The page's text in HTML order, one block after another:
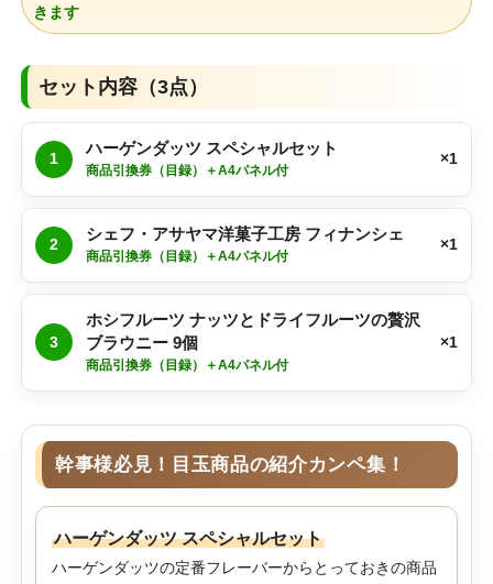
きます
セット内容（3点）
1
ハーゲンダッツ スペシャルセット
商品引換券（目録）＋A4パネル付
×1
2
シェフ・アサヤマ洋菓子工房 フィナンシェ
商品引換券（目録）＋A4パネル付
×1
3
ホシフルーツ ナッツとドライフルーツの贅沢
ブラウニー 9個
商品引換券（目録）＋A4パネル付
×1
幹事様必見！目玉商品の紹介カンペ集！
ハーゲンダッツ スペシャルセット
ハーゲンダッツの定番フレーバーからとっておきの商品